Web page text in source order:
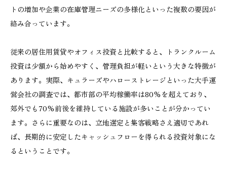
トの増加や企業の在庫管理ニーズの多様化といった複数の要因が
絡み合っています。
従来の居住用賃貸やオフィス投資と比較すると、トランクルーム
投資は少額から始めやすく、管理負担が軽いという大きな特徴が
あります。実際、キュラーズやハローストレージといった大手運
営会社の調査では、都市部の平均稼働率は80%を超えており、
郊外でも70%前後を維持している施設が多いことが分かってい
ます。さらに重要なのは、立地選定と集客戦略さえ適切であれ
ば、長期的に安定したキャッシュフローを得られる投資対象にな
るということです。